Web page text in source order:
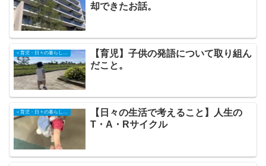
却できたお話。
＜育児・日々の暮らしの記録＞
【育児】子供の発語について取り組ん
だこと。
＜育児・日々の暮らしの記録＞
【日々の生活で考えること】人生の
T・A・Rサイクル